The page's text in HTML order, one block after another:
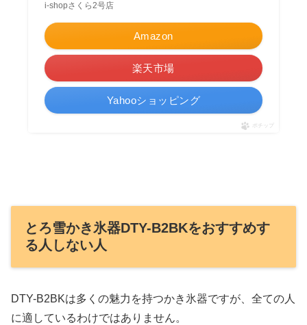
i-shopさくら2号店
Amazon
楽天市場
Yahooショッピング
ポチップ
とろ雪かき氷器DTY-B2BKをおすすめす
る人しない人
DTY-B2BKは多くの魅力を持つかき氷器ですが、全ての人
に適しているわけではありません。